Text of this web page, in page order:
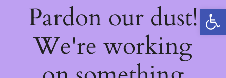
Ανοίξτε τη γραμμή εργαλείων
Pardon our dust!
We're working